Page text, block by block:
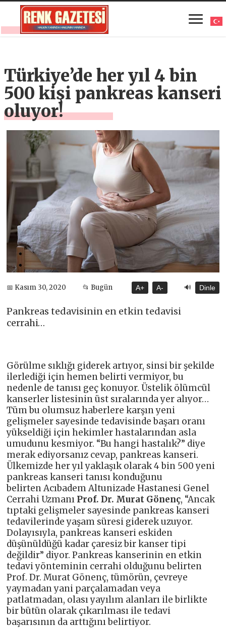
Türkiye’de her yıl 4 bin
500 kişi pankreas kanseri
oluyor!
📅 Kasım 30, 2020 📂 Bugün A+ A- 🔊 Dinle
Pankreas tedavisinin en etkin tedavisi
cerrahi…
Görülme sıklığı giderek artıyor, sinsi bir şekilde
ilerlediği için hemen belirti vermiyor, bu
nedenle de tanısı geç konuyor. Üstelik ölümcül
kanserler listesinin üst sıralarında yer alıyor…
Tüm bu olumsuz haberlere karşın yeni
gelişmeler sayesinde tedavisinde başarı oranı
yükseldiği için hekimler hastalarından asla
umudunu kesmiyor. “Bu hangi hastalık?” diye
merak ediyorsanız cevap, pankreas kanseri.
Ülkemizde her yıl yaklaşık olarak 4 bin 500 yeni
pankreas kanseri tanısı konduğunu
belirten Acıbadem Altunizade Hastanesi Genel
Cerrahi Uzmanı Prof. Dr. Murat Gönenç, “Ancak
tıptaki gelişmeler sayesinde pankreas kanseri
tedavilerinde yaşam süresi giderek uzuyor.
Dolayısıyla, pankreas kanseri eskiden
düşünüldüğü kadar çaresiz bir kanser tipi
değildir” diyor. Pankreas kanserinin en etkin
tedavi yönteminin cerrahi olduğunu belirten
Prof. Dr. Murat Gönenç, tümörün, çevreye
yaymadan yani parçalamadan veya
patlatmadan, olası yayılım alanları ile birlikte
bir bütün olarak çıkarılması ile tedavi
başarısının da arttığını belirtiyor.